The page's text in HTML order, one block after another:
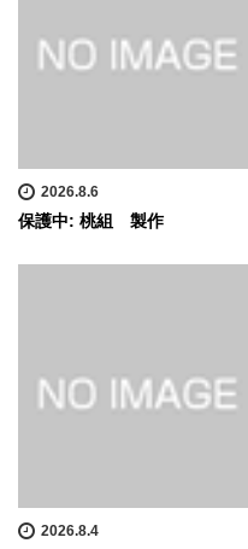
2026.8.6
保護中: 桃組 製作
2026.8.4